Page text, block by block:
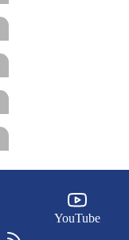
YouTube